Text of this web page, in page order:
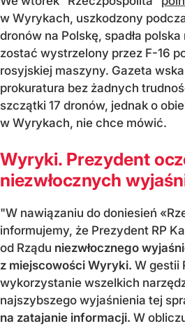
w Wyrykach, uszkodzony
dronów na Polskę, spadła
zostać wystrzelony przez F-16
rosyjskiej maszyny. Gazeta
prokuratura bez żadnych
szczątki 17 dronów, jednak o
w Wyrykach, nie chce mówić.
Wyryki. Prezydent
niezwłocznych
"W nawiązaniu do doniesień
informujemy, że Prezydent RP
od Rządu niezwłocznego
z miejscowości Wyryki. W gestii
wykorzystanie wszelkich
najszybszego wyjaśnienia tej
na zatajanie informacji. W